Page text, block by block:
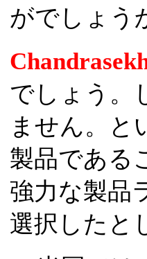
がでしょう
でしょう。
ません。と
製品である
強力な製品
選択したと